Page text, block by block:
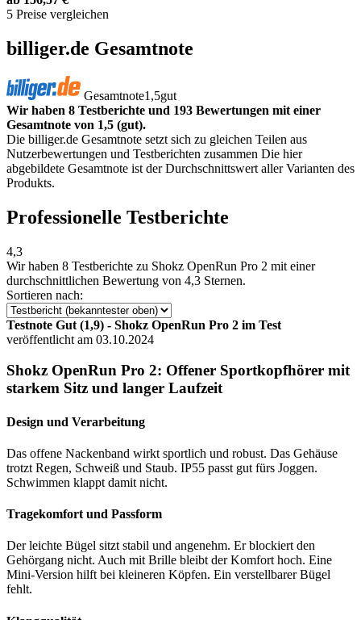
5 Preise vergleichen
billiger.de Gesamtnote
Gesamtnote1,5gut
Wir haben 8 Testberichte und 193 Bewertungen mit einer
Gesamtnote von 1,5 (gut).
Die billiger.de Gesamtnote setzt sich zu gleichen Teilen aus
Nutzerbewertungen und Testberichten zusammen Die hier
abgebildete Gesamtnote ist der Durchschnittswert aller Varianten des
Produkts.
Professionelle Testberichte
4,3
Wir haben 8 Testberichte zu Shokz OpenRun Pro 2 mit einer
durchschnittlichen Bewertung von 4,3 Sternen.
Sortieren nach:
Testnote Gut (1,9) - Shokz OpenRun Pro 2 im Test
veröffentlicht am 03.10.2024
Shokz OpenRun Pro 2: Offener Sportkopfhörer mit
starkem Sitz und langer Laufzeit
Design und Verarbeitung
Das offene Nackenband wirkt sportlich und robust. Das Gehäuse
trotzt Regen, Schweiß und Staub. IP55 passt gut fürs Joggen.
Schwimmen klappt damit nicht.
Tragekomfort und Passform
Der leichte Bügel sitzt stabil und angenehm. Er blockiert den
Gehörgang nicht. Auch mit Brille bleibt der Komfort hoch. Eine
Mini-Version hilft bei kleineren Köpfen. Ein verstellbarer Bügel
fehlt.